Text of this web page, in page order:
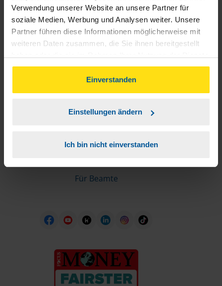
Verwendung unserer Website an unsere Partner für
soziale Medien, Werbung und Analysen weiter. Unsere
Partner führen diese Informationen möglicherweise mit
weiteren Daten zusammen, die Sie ihnen bereitgestellt
gesammelt haben. Indem Sie auf Einverstanden klicken,
können Sie der Verwendung von Cookies, gemäß
unserer
Einverstanden
Einstellungen ändern
Ich bin nicht einverstanden
Schnelleinstiege
Steuererklärung machen lassen
Online-Steuererklärung
Die erste Steuererklärung
Für Azubis
Für Beamte